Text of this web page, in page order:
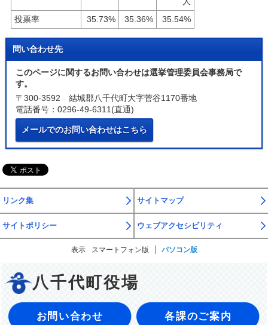
投票率
35.73% 35.36% 35.54%
問い合わせ先
このページに関するお問い合わせは選挙管理委員会事務局で
す。
〒300-3592 結城郡八千代町大字菅谷1170番地
電話番号：0296-49-6311(直通)
メールでのお問い合わせはこちら
リンク集 サイトマップ
サイトポリシー ウェブアクセシビリティ
表示 スマートフォン版 パソコン版
八千代町役場
お問い合わせ 各課のご案内